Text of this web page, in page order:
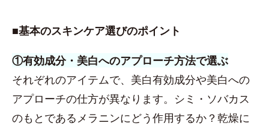
■基本のスキンケア選びのポイント
①有効成分・美白へのアプローチ方法で選ぶ
それぞれのアイテムで、美白有効成分や美白への
アプローチの仕方が異なります。シミ・ソバカス
のもとであるメラニンにどう作用するか？乾燥に